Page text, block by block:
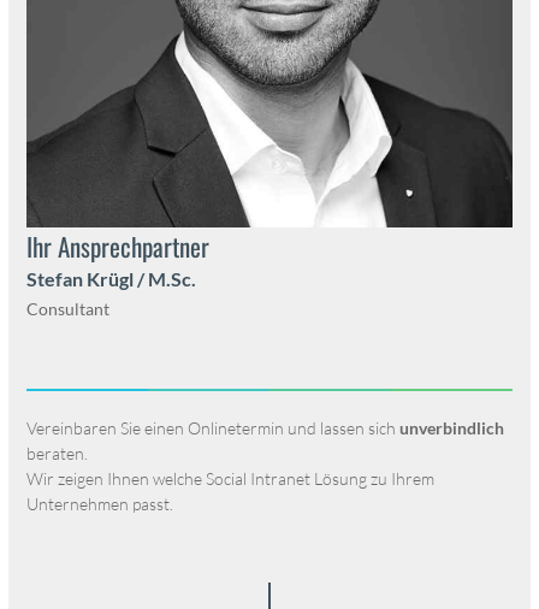
Ihr Ansprech­part­ner
Ste­fan Krügl / M.Sc.
Con­sul­tant
Vere­in­baren Sie einen Onlineter­min und lassen sichunverbindlich
berat­en.
Wir zeigen Ihnen welche Social Intranet Lösung zu Ihrem
Unternehmen passt.